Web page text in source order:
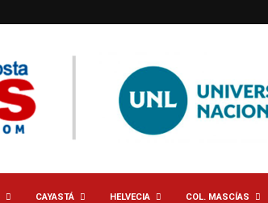
CAYASTÁ HELVECIA COL. MASCÍAS